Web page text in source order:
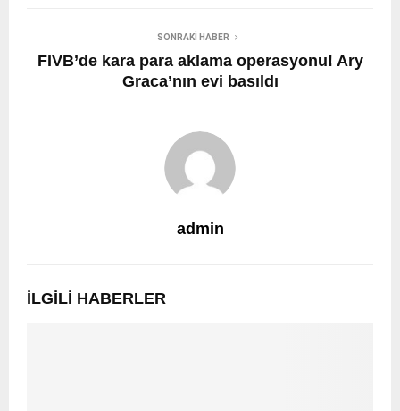
SONRAKI HABER
FIVB’de kara para aklama operasyonu! Ary
Graca’nın evi basıldı
admin
İLGILI HABERLER